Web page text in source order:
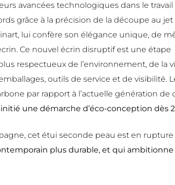
avancées technologiques dans le
grâce à la précision de la découpe au jet
lui confère son élégance unique, de
Ce nouvel écrin disruptif est une étape
respectueux de l’environnement, de la
outils de service et de visibilité.
par rapport à l’actuelle génération de
initié une démarche d’éco-conception dès
cet étui seconde peau est en rupture
plus durable, et qui